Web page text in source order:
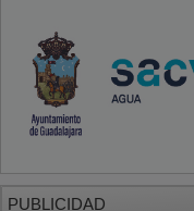
PUBLICIDAD